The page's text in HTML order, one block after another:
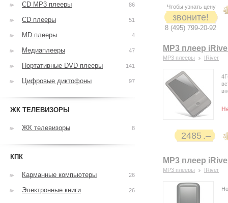
Чтобы узнать цену
звоните!
8 (495) 799-20-92
MP3 плеер
MP3 плееры IRiver
2485
MP3 плеер
MP3 плееры IRiver
CD MP3 плееры 86
CD плееры 51
MD плееры 4
Медиаплееры 47
Портативные DVD плееры 141
Цифровые диктофоны 97
ЖК ТЕЛЕВИЗОРЫ
ЖК телевизоры 8
КПК
Карманные компьютеры 26
Электронные книги 26